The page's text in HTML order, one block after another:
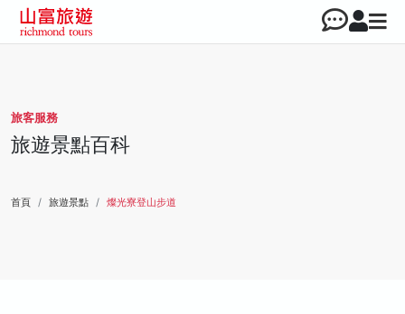
旅客服務
旅遊景點百科
首頁 旅遊景點 燦光寮登山步道